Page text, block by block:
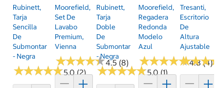
Rubinett,
Tarja
Sencilla
De
Submontar
- Negra
★★★★★
★★★★★5.0 (2)
Moorefield,
Set De
Lavabo
Premium,
Vienna
★★★★★
★★★★★4.5 (8)
Rubinett,
Tarja
Doble
De
Submontar
- Negra
★★★★★
★★★★★5.0 (1)
Moorefield,
Regadera
Redonda
Modelo
Azul
★★★★★
★★★★★4.8 (4)
Tresanti,
Escritorio
De
Altura
Ajustable
★★★
★★★